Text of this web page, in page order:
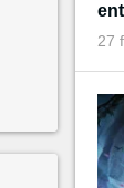
Ibai
27